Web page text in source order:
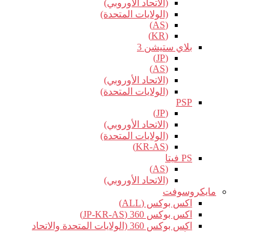
(الاتحاد الأوروبي)
(الولايات المتحدة)
(AS)
(KR)
بلاي ستيشن 3
(JP)
(AS)
(الاتحاد الأوروبي)
(الولايات المتحدة)
PSP
(JP)
(الاتحاد الأوروبي)
(الولايات المتحدة)
(KR-AS)
PS فيتا
(AS)
(الاتحاد الأوروبي)
مايكروسوفت
اكس بوكس (ALL)
اكس بوكس 360 (JP-KR-AS)
اكس بوكس 360 (الولايات المتحدة والاتحاد